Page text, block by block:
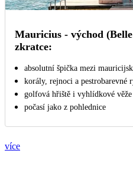
Mauricius - východ
zkratce:
absolutní špička mezi
korály, rejnoci a pestrobarevné
golfová hřiště i vyhlídkové věže
počasí jako z pohlednice
více